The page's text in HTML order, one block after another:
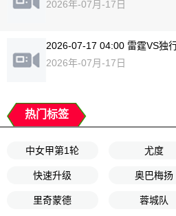
2026年-07月-17日
2026-07-17 04:00 雷霆VS独
2026年-07月-17日
热门标签
中女甲第1轮 尤度
快速升级 奥巴梅扬
里奇蒙德 蓉城队